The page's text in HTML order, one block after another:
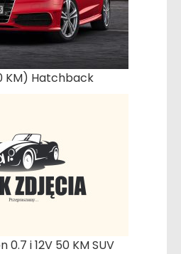
KM) Hatchback
0.7 i 12V 50 KM SUV